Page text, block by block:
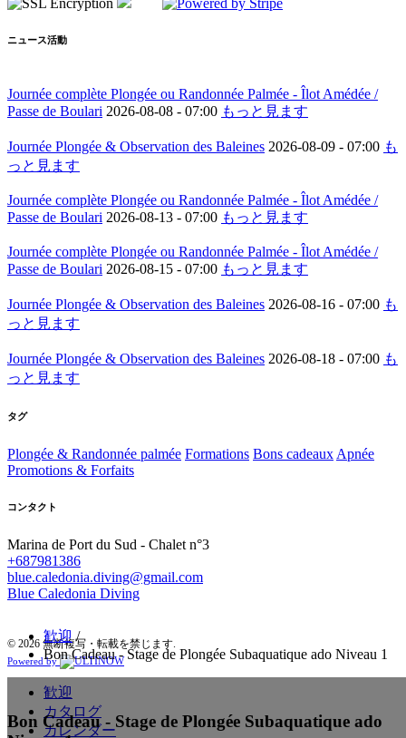
歓迎/
Bon Cadeau - Stage de Plongée Subaquatique ado Niveau 1
Bon Cadeau - Stage de Plongée Subaquatique ado
ニュース活動
Journée complète Plongée ou Randonnée Palmée - Îlot Amédée /
Passe de Boulari 2026-08-08 - 07:00 もっと見ます
Journée Plongée & Observation des Baleines 2026-08-09 - 07:00 も
っと見ます
Journée complète Plongée ou Randonnée Palmée - Îlot Amédée /
Passe de Boulari 2026-08-13 - 07:00 もっと見ます
Journée complète Plongée ou Randonnée Palmée - Îlot Amédée /
Passe de Boulari 2026-08-15 - 07:00 もっと見ます
Journée Plongée & Observation des Baleines 2026-08-16 - 07:00 も
っと見ます
Journée Plongée & Observation des Baleines 2026-08-18 - 07:00 も
っと見ます
タグ
Plongée & Randonnée palmée Formations Bons cadeaux Apnée
Promotions & Forfaits
コンタクト
Marina de Port du Sud - Chalet n°3
+687981386
blue.caledonia.diving@gmail.com
Blue Caledonia Diving
© 2026 無断複写・転載を禁じます.
Powered by
歓迎
カタログ
カレンダー